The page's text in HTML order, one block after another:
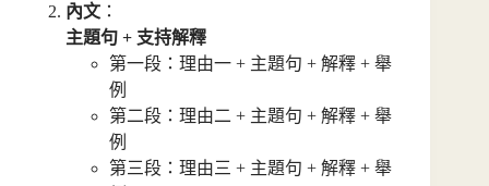
內文 ：
主題句 + 支持解釋
第一段：理由一 + 主題句 + 解釋 + 舉
例
第二段：理由二 + 主題句 + 解釋 + 舉
例
第三段：理由三 + 主題句 + 解釋 + 舉